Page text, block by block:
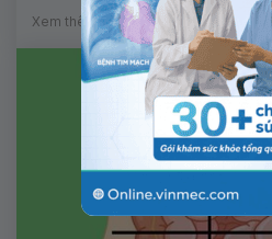
Xem thêm